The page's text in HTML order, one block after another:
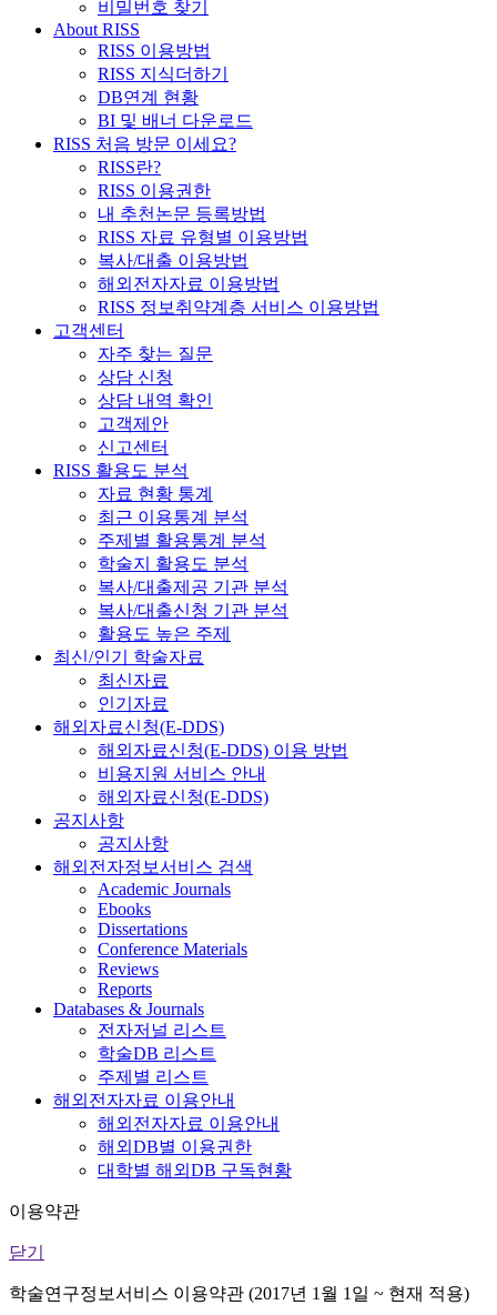
비밀번호 찾기
About RISS
RISS 이용방법
RISS 지식더하기
DB연계 현황
BI 및 배너 다운로드
RISS 처음 방문 이세요?
RISS란?
RISS 이용권한
내 추천논문 등록방법
RISS 자료 유형별 이용방법
복사/대출 이용방법
해외전자자료 이용방법
RISS 정보취약계층 서비스 이용방법
고객센터
자주 찾는 질문
상담 신청
상담 내역 확인
고객제안
신고센터
RISS 활용도 분석
자료 현황 통계
최근 이용통계 분석
주제별 활용통계 분석
학술지 활용도 분석
복사/대출제공 기관 분석
복사/대출신청 기관 분석
활용도 높은 주제
최신/인기 학술자료
최신자료
인기자료
해외자료신청(E-DDS)
해외자료신청(E-DDS) 이용 방법
비용지원 서비스 안내
해외자료신청(E-DDS)
공지사항
공지사항
해외전자정보서비스 검색
Academic Journals
Ebooks
Dissertations
Conference Materials
Reviews
Reports
Databases & Journals
전자저널 리스트
학술DB 리스트
주제별 리스트
해외전자자료 이용안내
해외전자자료 이용안내
해외DB별 이용권한
대학별 해외DB 구독현황
이용약관
닫기
학술연구정보서비스 이용약관 (2017년 1월 1일 ~ 현재 적용)